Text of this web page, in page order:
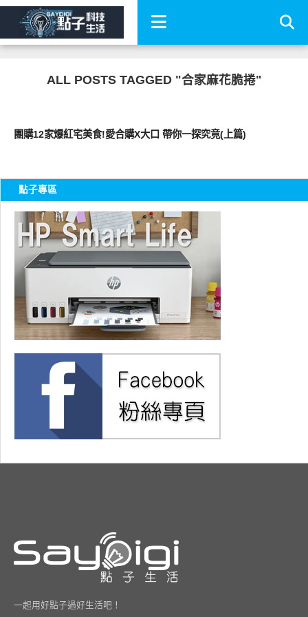
ALL POSTS TAGGED "合家麻花脆捲"
團購12家爆紅宅美食!愛合購X大口 帶你一探究竟(上篇)
點子專區
一起用好點子過好生活吧！